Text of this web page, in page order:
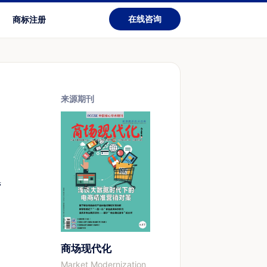
商标注册 在线咨询
来源期刊
商场现代化
Market Modernization